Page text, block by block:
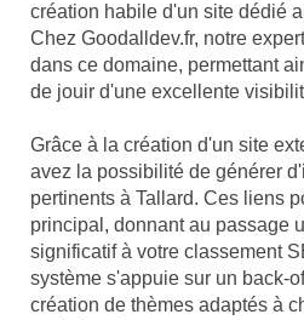
création habile d'un site dédié
Chez Goodalldev.fr, notre
dans ce domaine, permettant
de jouir d'une excellente
Grâce à la création d'un site
avez la possibilité de générer
pertinents à Tallard. Ces liens
principal, donnant au passage
significatif à votre classement
système s'appuie sur un back-
création de thèmes adaptés à